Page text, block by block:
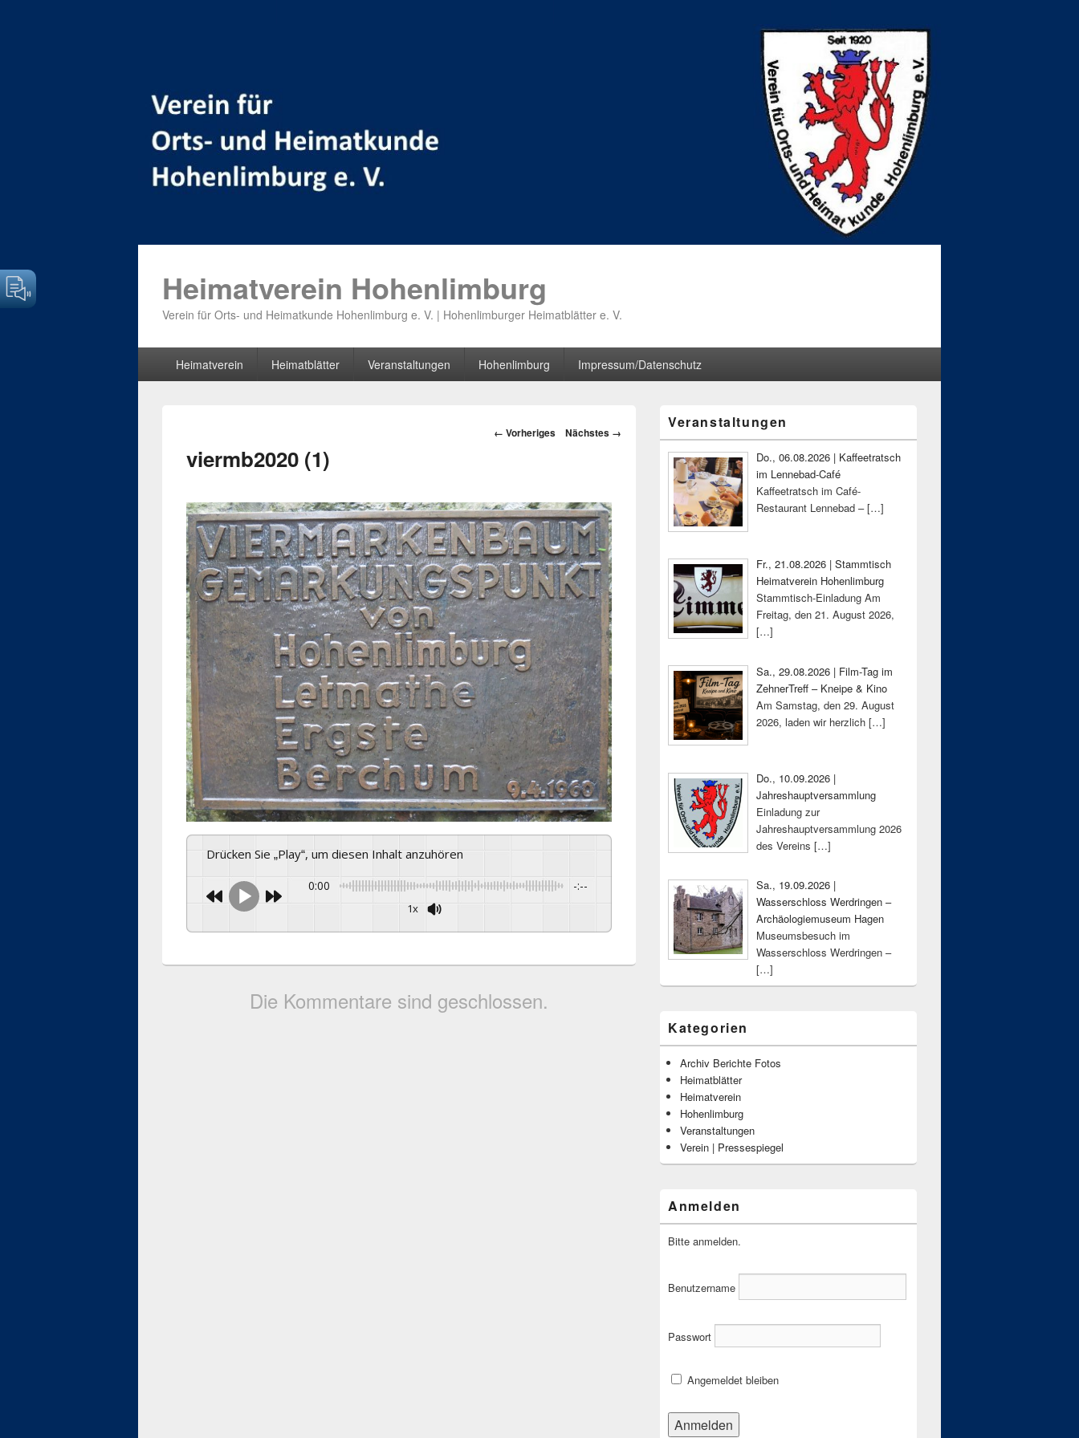
Heimatverein Hohenlimburg
Verein für Orts- und Heimatkunde Hohenlimburg e. V. | Hohenlimburger Heimatblätter e. V.
Heimatverein Heimatblätter Veranstaltungen Hohenlimburg Impressum/Datenschutz
Bilder-
← Vorheriges Nächstes →
viermb2020 (1)
Drücken Sie „Play“, um diesen Inhalt anzuhören
0:00 -:--
1x
Die Kommentare sind geschlossen.
Seitenleisten-
Widgetbereich
Veranstaltungen
Do., 06.08.2026 | Kaffeetratsch
im Lennebad-Café
Kaffeetratsch im Café-
Restaurant Lennebad –[…]
Fr., 21.08.2026 | Stammtisch
Heimatverein Hohenlimburg
Stammtisch-Einladung Am
Freitag, den 21. August 2026,
[…]
Sa., 29.08.2026 | Film-Tag im
ZehnerTreff – Kneipe & Kino
Am Samstag, den 29. August
2026, laden wir herzlich […]
Do., 10.09.2026 |
Jahreshauptversammlung
Einladung zur
Jahreshauptversammlung 2026
des Vereins […]
Sa., 19.09.2026 |
Wasserschloss Werdringen –
Archäologiemuseum Hagen
Museumsbesuch im
Wasserschloss Werdringen –
[…]
Kategorien
Archiv Berichte Fotos
Heimatblätter
Heimatverein
Hohenlimburg
Veranstaltungen
Verein | Pressespiegel
Anmelden
Bitte anmelden.
Benutzername
Passwort
Angemeldet bleiben